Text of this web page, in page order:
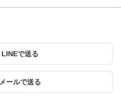
LINEで送る
メールで送る